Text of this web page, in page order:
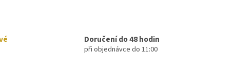
Doručení do 48 hodin
při objednávce do 11:00